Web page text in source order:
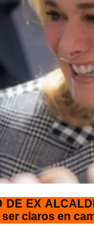
DE EX
claros en